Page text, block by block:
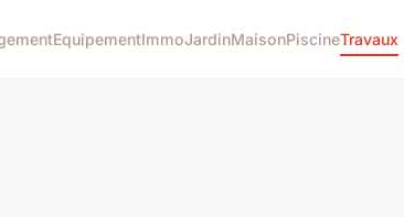
EquipementImmoJardinMaisonPiscineTravaux